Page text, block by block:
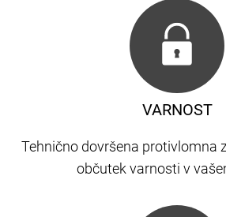
VARNOST
Tehnično dovršena protivlomna
občutek varnosti v